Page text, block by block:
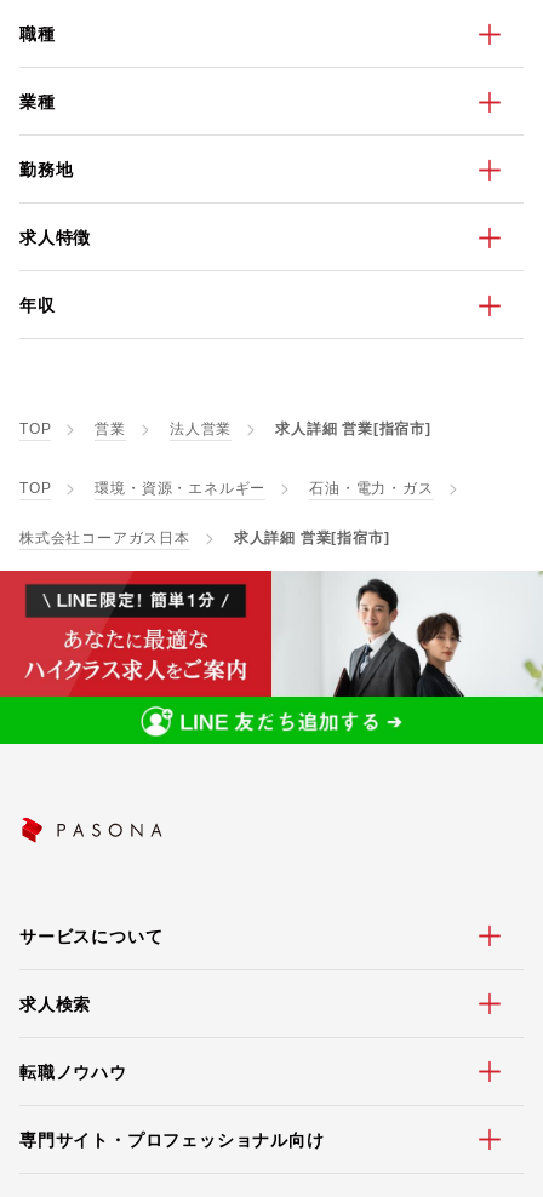
職種
業種
勤務地
求人特徴
年収
TOP 営業 法人営業 求人詳細 営業[指宿市]
TOP 環境・資源・エネルギー 石油・電力・ガス
株式会社コーアガス日本 求人詳細 営業[指宿市]
サービスについて
求人検索
転職ノウハウ
専門サイト・プロフェッショナル向け